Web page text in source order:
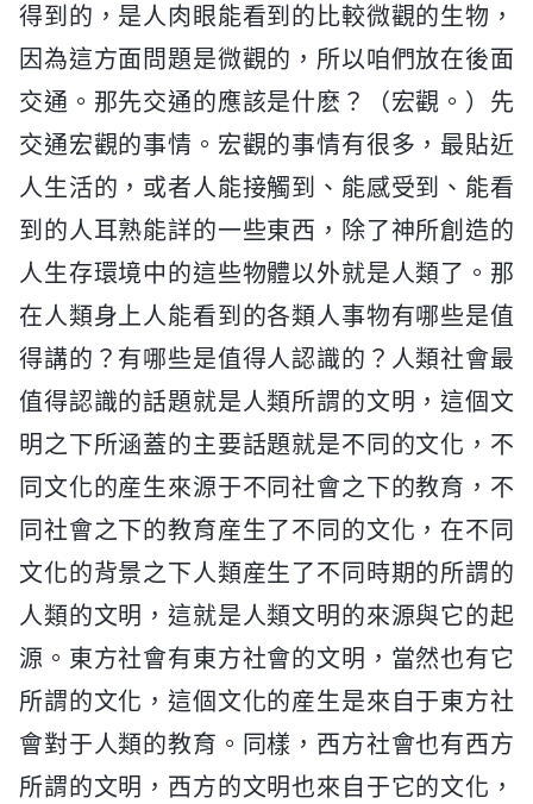
得到的，是人肉眼能看到的比較微觀的生物，
因為這方面問題是微觀的，所以咱們放在後面
交通。那先交通的應該是什麽？（宏觀。）先
交通宏觀的事情。宏觀的事情有很多，最貼近
人生活的，或者人能接觸到、能感受到、能看
到的人耳熟能詳的一些東西，除了神所創造的
人生存環境中的這些物體以外就是人類了。那
在人類身上人能看到的各類人事物有哪些是值
得講的？有哪些是值得人認識的？人類社會最
值得認識的話題就是人類所謂的文明，這個文
明之下所涵蓋的主要話題就是不同的文化，不
同文化的産生來源于不同社會之下的教育，不
同社會之下的教育産生了不同的文化，在不同
文化的背景之下人類産生了不同時期的所謂的
人類的文明，這就是人類文明的來源與它的起
源。東方社會有東方社會的文明，當然也有它
所謂的文化，這個文化的産生是來自于東方社
會對于人類的教育。同樣，西方社會也有西方
所謂的文明，西方的文明也來自于它的文化，